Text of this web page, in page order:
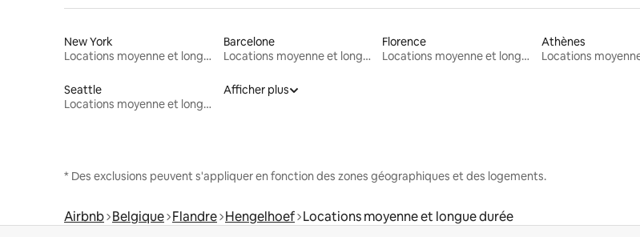
New York
Locations moyenne et longue durée
Barcelone
Locations moyenne et longue durée
Florence
Locations moyenne et longue durée
Athènes
Seattle
Locations moyenne et longue durée
Afficher plus
* Des exclusions peuvent s'appliquer en fonction des zones géographiques et des logements.
Airbnb Belgique Flandre Hengelhoef Locations moyenne et longue durée